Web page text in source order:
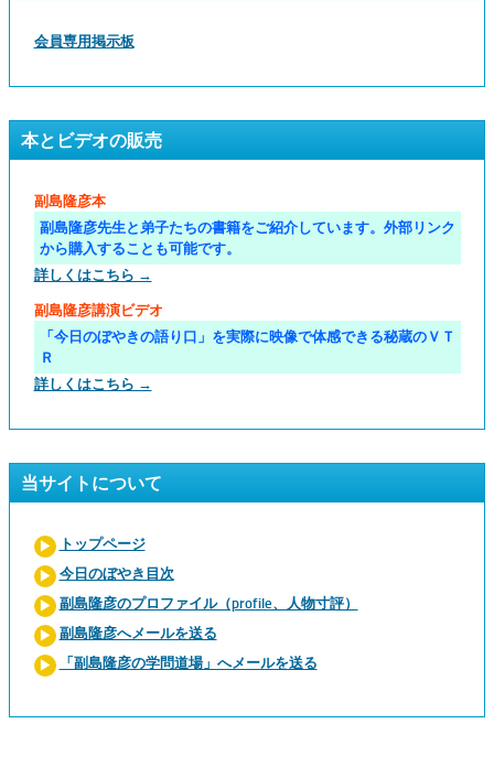
会員専用掲示板
本とビデオの販売
副島隆彦本
副島隆彦先生と弟子たちの書籍をご紹介しています。外部リンク
から購入することも可能です。
詳しくはこちら →
副島隆彦講演ビデオ
「今日のぼやきの語り口」を実際に映像で体感できる秘蔵のＶＴ
Ｒ
詳しくはこちら →
当サイトについて
トップページ
今日のぼやき目次
副島隆彦のプロファイル（profile、人物寸評）
副島隆彦へメールを送る
「副島隆彦の学問道場」へメールを送る